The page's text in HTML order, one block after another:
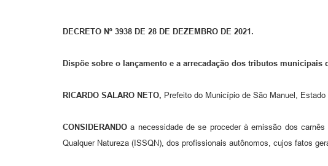
DECRETO Nº 3938 DE 28 DE DEZEMBRO DE 2021.
Dispõe sobre o lançamento e a arrecadação dos tributos
RICARDO SALARO NETO, Prefeito do Município de São Manuel,
CONSIDERANDOa necessidade de se proceder à emissão dos
Qualquer Natureza (ISSQN), dos profissionais autônomos, cujos fatos